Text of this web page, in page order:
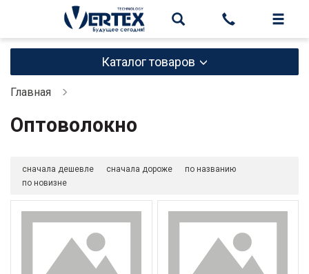
Каталог товаров
Главная
Оптоволокно
сначала дешевле сначала дороже
по названию
по новизне